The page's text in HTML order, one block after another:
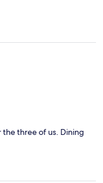
three of us. Dining